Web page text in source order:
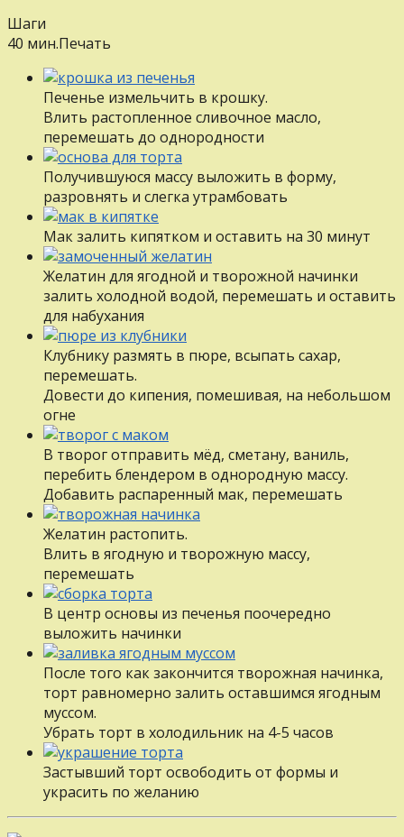
Шаги
40 мин.Печать
Печенье измельчить в крошку.
Влить растопленное сливочное масло,
перемешать до однородности
Получившуюся массу выложить в форму,
разровнять и слегка утрамбовать
Мак залить кипятком и оставить на 30 минут
Желатин для ягодной и творожной начинки
залить холодной водой, перемешать и оставить
для набухания
Клубнику размять в пюре, всыпать сахар,
перемешать.
Довести до кипения, помешивая, на небольшом
огне
В творог отправить мёд, сметану, ваниль,
перебить блендером в однородную массу.
Добавить распаренный мак, перемешать
Желатин растопить.
Влить в ягодную и творожную массу,
перемешать
В центр основы из печенья поочередно
выложить начинки
После того как закончится творожная начинка,
торт равномерно залить оставшимся ягодным
муссом.
Убрать торт в холодильник на 4-5 часов
Застывший торт освободить от формы и
украсить по желанию